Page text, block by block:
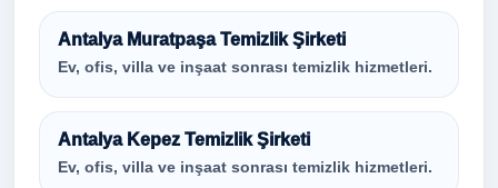
Antalya Muratpaşa Temizlik Şirketi
Ev, ofis, villa ve inşaat sonrası temizlik hizmetleri.
Antalya Kepez Temizlik Şirketi
Ev, ofis, villa ve inşaat sonrası temizlik hizmetleri.